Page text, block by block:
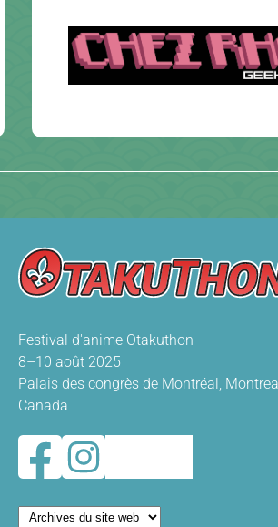
Festival d'anime Otakuthon
8–10 août 2025
Palais des congrès de Montréal,
Canada